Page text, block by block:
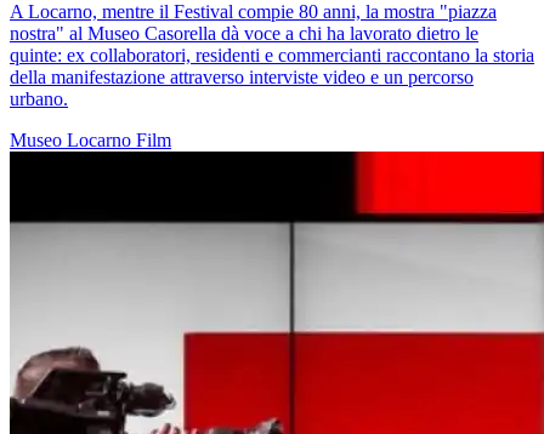
A Locarno, mentre il Festival compie 80 anni, la mostra "piazza
nostra" al Museo Casorella dà voce a chi ha lavorato dietro le
quinte: ex collaboratori, residenti e commercianti raccontano la storia
della manifestazione attraverso interviste video e un percorso
urbano.
Museo Locarno Film